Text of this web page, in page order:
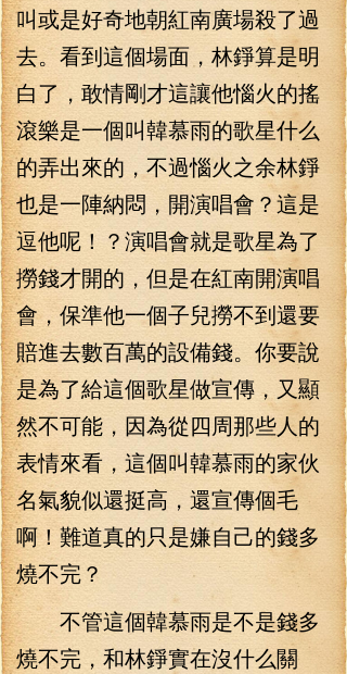
叫或是好奇地朝紅南廣場殺了過
去。看到這個場面，林錚算是明
白了，敢情剛才這讓他惱火的搖
滾樂是一個叫韓慕雨的歌星什么
的弄出來的，不過惱火之余林錚
也是一陣納悶，開演唱會？這是
逗他呢！？演唱會就是歌星為了
撈錢才開的，但是在紅南開演唱
會，保準他一個子兒撈不到還要
賠進去數百萬的設備錢。你要說
是為了給這個歌星做宣傳，又顯
然不可能，因為從四周那些人的
表情來看，這個叫韓慕雨的家伙
名氣貌似還挺高，還宣傳個毛
啊！難道真的只是嫌自己的錢多
燒不完？
不管這個韓慕雨是不是錢多
燒不完，和林錚實在沒什么關